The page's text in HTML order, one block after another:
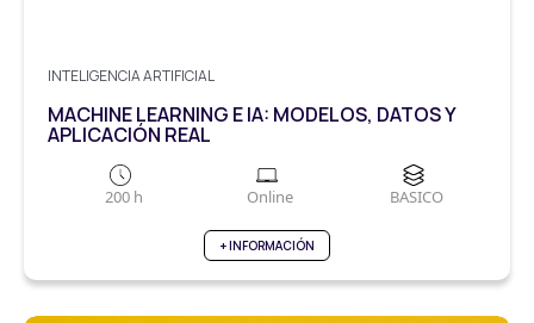
INTELIGENCIA ARTIFICIAL
MACHINE LEARNING E IA: MODELOS, DATOS Y
APLICACIÓN REAL
200 h Online BASICO
+ INFORMACIÓN